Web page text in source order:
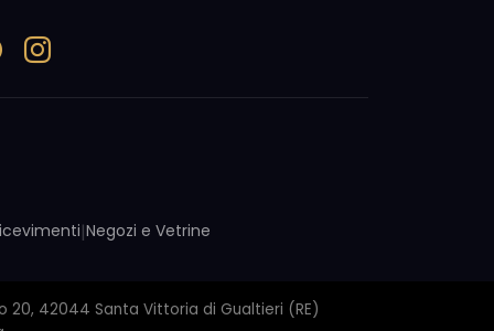
|Negozi e Vetrine
20, 42044 Santa Vittoria di Gualtieri (RE)